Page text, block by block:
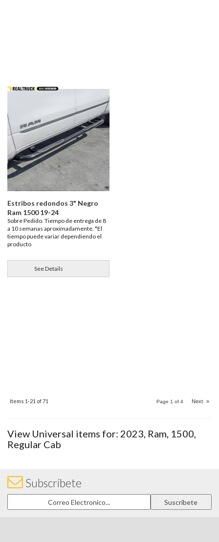
Estribos redondos 3" Negro
Ram 1500 19-24
Sobre Pedido. Tiempo de entrega de 8
a 10 semanas aproximadamente. *El
tiempo puede variar dependiendo el
producto
See Details
Items 1-21 of71 Page 1 of 4 Next »
View Universal items for: 2023, Ram, 1500,
Regular Cab
Subscríbete